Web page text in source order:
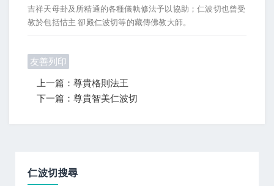
吉祥天母卦及所精通的各種儀軌修法予以協助；仁波切也曾受
教於包括怙主 卻殿仁波切等的藏傳佛教大師。
友善列印
上一篇：尊貴格則法王
下一篇：尊貴智美仁波切
仁波切搜尋